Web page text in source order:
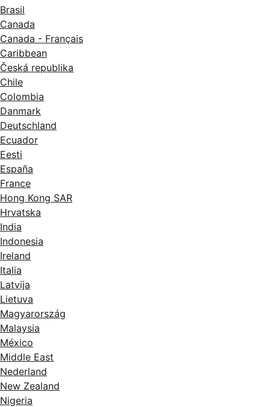
Brasil
Canada
Canada - Français
Caribbean
Česká republika
Chile
Colombia
Danmark
Deutschland
Ecuador
Eesti
España
France
Hong Kong SAR
Hrvatska
India
Indonesia
Ireland
Italia
Latvija
Lietuva
Magyarország
Malaysia
México
Middle East
Nederland
New Zealand
Nigeria